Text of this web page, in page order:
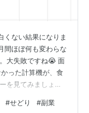
ない結果になりま
間ほぼ何も変わらな
大失敗ですね😭 面
った計算機が、食
を見てみましょ
もない数字です
#せどり #副業